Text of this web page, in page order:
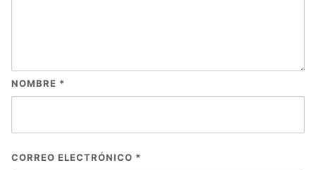
NOMBRE *
CORREO ELECTRÓNICO *